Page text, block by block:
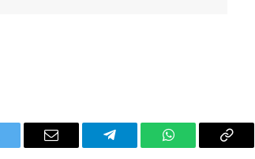
Email Telegram WhatsAppCopy